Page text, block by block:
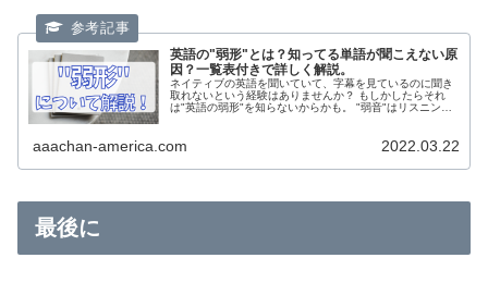
英語の"弱形"とは？知ってる単語が聞こえない原
因？一覧表付きで詳しく解説。
ネイティブの英語を聞いていて、字幕を見ているのに聞き
取れないという経験はありませんか？ もしかしたらそれ
は"英語の弱形"を知らないからかも。 "弱音"はリスニング
aaachan-america.com 2022.03.22
最後に